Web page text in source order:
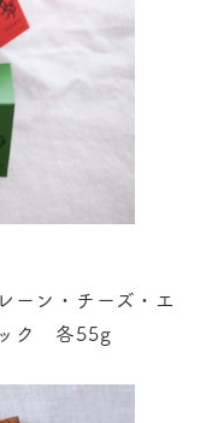
ン・チーズ・エ
ック 各55g